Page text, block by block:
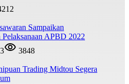
Sampaikan
Pelaksanaan APBD 2022
3848
Trading Midtou Segera